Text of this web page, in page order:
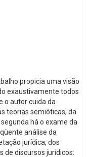
propicia uma visão
exaustivamente todos
o autor cuida da
teorias semióticas, da
há o exame da
análise da
jurídica, dos
de discursos jurídicos: